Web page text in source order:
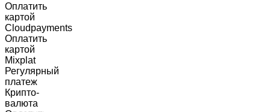
Оплатить
картой
Cloudpayments
Оплатить
картой
Mixplat
Регулярный
платеж
Крипто-
валюта